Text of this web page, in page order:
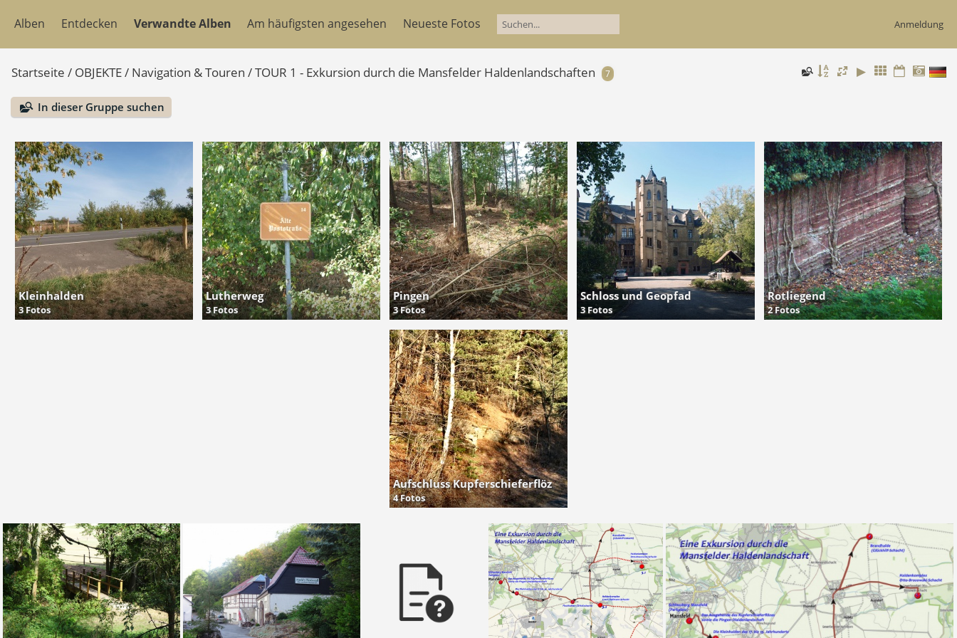
Alben Entdecken Verwandte Alben Am häufigsten angesehen Neueste Fotos Anmeldung
Startseite / OBJEKTE/ Navigation & Touren /TOUR 1 - Exkursion durch die Mansfelder Haldenlandschaften 7
In dieser Gruppe suchen
Kleinhalden
3 Fotos
Lutherweg
3 Fotos
Pingen
3 Fotos
Schloss und Geopfad
3 Fotos
Rotliegend
2 Fotos
Aufschluss Kupferschieferflöz
4 Fotos